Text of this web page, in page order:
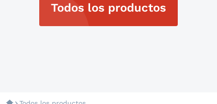
Todos los productos